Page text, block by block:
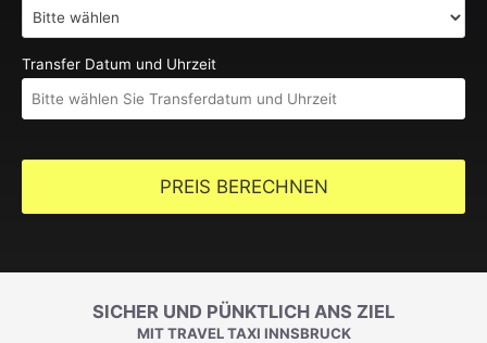
Transfer Datum und Uhrzeit
PREIS BERECHNEN
SICHER UND PÜNKTLICH ANS ZIEL
MIT TRAVEL TAXI INNSBRUCK